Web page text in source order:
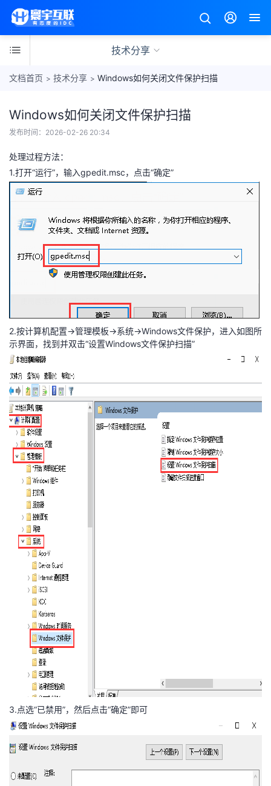
技术分享
分
享
文档首页 > 技术分享 > Windows如何关闭文件保护扫描
Windows如何关闭文件保护扫描
发布时间： 2026-02-26 20:34
处理过程方法：
1.打开“运行”，输入gpedit.msc，点击“确定”
2.按计算机配置→管理模板→系统→Windows文件保护，进入如图所
示界面，找到并双击“设置Windows文件保护扫描”
3.点选“已禁用”，然后点击“确定”即可